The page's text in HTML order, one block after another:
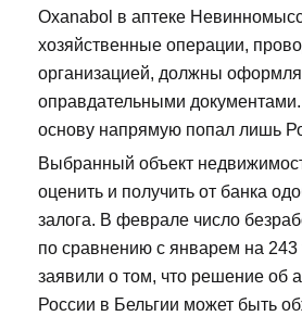
Oxanabol в аптеке
хозяйственные операции,
организацией, должны
оправдательными
основу напрямую попал лишь
Выбранный объект
оценить и получить от банка
залога. В феврале число
по сравнению с январем на
заявили о том, что решение об
России в Бельгии может быть